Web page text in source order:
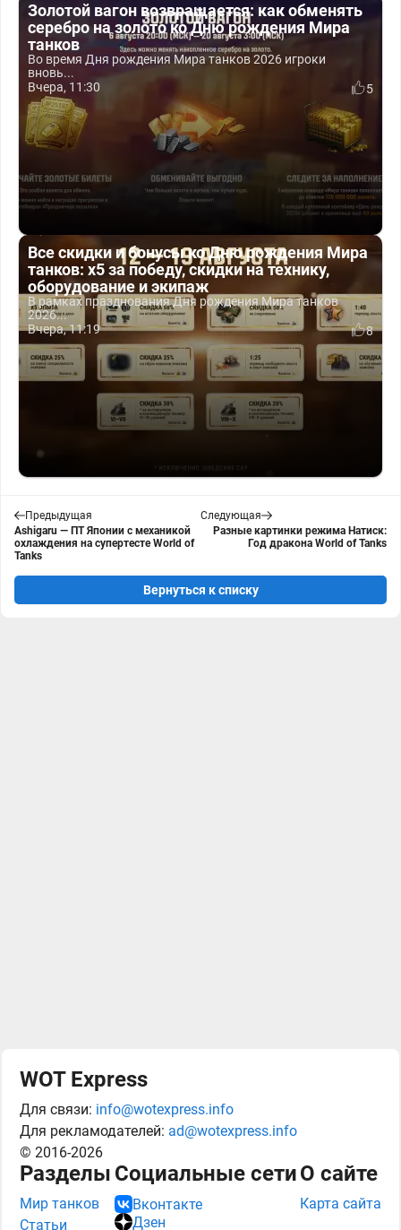
Золотой вагон возвращается: как обменять
серебро на золото ко Дню рождения Мира
танков
Во время Дня рождения Мира танков 2026 игроки
вновь...
Вчера, 11:30
5
Все скидки и бонусы ко Дню рождения Мира
танков: x5 за победу, скидки на технику,
оборудование и экипаж
В рамках празднования Дня рождения Мира танков
2026...
Вчера, 11:19
8
Предыдущая
Ashigaru — ПТ Японии с механикой
охлаждения на супертесте World of
Tanks
Следующая
Разные картинки режима Натиск:
Год дракона World of Tanks
Вернуться к списку
WOT Express
Для связи: info@wotexpress.info
Для рекламодателей: ad@wotexpress.info
© 2016-2026
Разделы
Мир танков
Статьи
Социальные сети
Вконтакте
Дзен
О сайте
Карта сайта